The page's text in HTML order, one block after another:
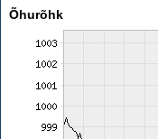
Õhurõhk